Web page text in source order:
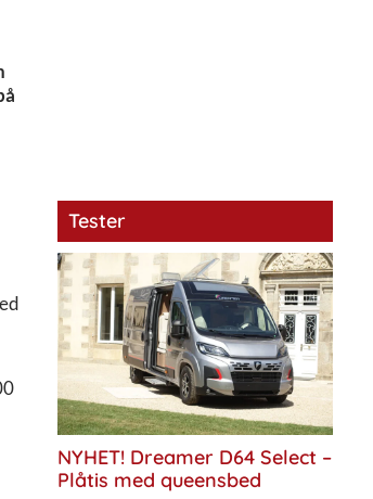
Tester
NYHET! Dreamer D64 Select –
Plåtis med queensbed